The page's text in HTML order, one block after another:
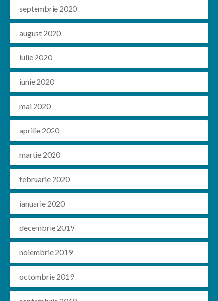
septembrie 2020
august 2020
iulie 2020
iunie 2020
mai 2020
aprilie 2020
martie 2020
februarie 2020
ianuarie 2020
decembrie 2019
noiembrie 2019
octombrie 2019